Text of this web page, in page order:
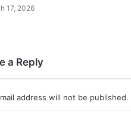
17, 2026
a Reply
address will not be published.